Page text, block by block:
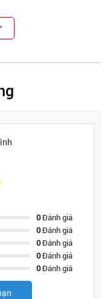
0Đánh giá
0Đánh giá
0Đánh giá
0Đánh giá
0Đánh giá